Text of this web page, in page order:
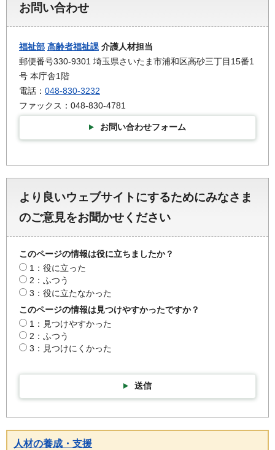
お問い合わせ
福祉部 高齢者福祉課 介護人材担当
郵便番号330-9301 埼玉県さいたま市浦和区高砂三丁目15番1
号 本庁舎1階
電話： 048-830-3232
ファックス：048-830-4781
お問い合わせフォーム
より良いウェブサイトにするためにみなさま
のご意見をお聞かせください
このページの情報は役に立ちましたか？
1：役に立った
2：ふつう
3：役に立たなかった
このページの情報は見つけやすかったですか？
1：見つけやすかった
2：ふつう
3：見つけにくかった
送信
人材の養成・支援